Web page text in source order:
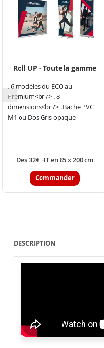
Roll UP - Toute la gamme
. 6 modèles du ECO au
Premium<br /> . 8
dimensions<br /> . Bache PVC
M1 ou Dos Gris opaque
Dès 32€ HT en 85 x 200 cm
Commander
DESCRIPTION